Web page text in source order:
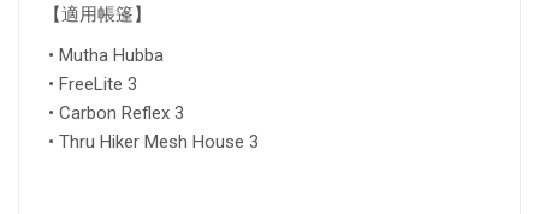
【適用帳篷】
• Mutha Hubba
• FreeLite 3
• Carbon Reflex 3
• Thru Hiker Mesh House 3